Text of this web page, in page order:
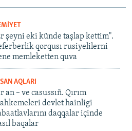
şeyni eki künde taşlap kettim".
qorqusı rusiyelilerni
memleketten quva
AQLARI
an – ve casussıñ. Qırım
devlet hainligi
daqqalar içinde
baqalar